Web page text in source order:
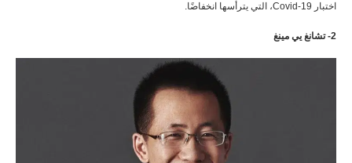
اختبار Covid-19، التي يترأسها انخفاضًا.
2- تشانغ يي مينغ